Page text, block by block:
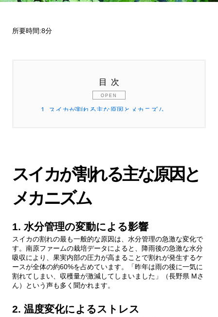
所要時間:8分
目次
1. スイカが割れる主な原因とメカニズム
2. 温度変化によるストレス
1.2.1.温度変化による影響の具体例
2.1.1. 適切な水分管理の方法
2.2.2. マルチング技術の活用
スイカが割れる主な原因と
メカニズム
1. 水分管理の変動による影響
スイカの割れの最も一般的な原因は、水分管理の急激な変化で
す。南原ファームの栽培データによると、降雨後の急激な水分
吸収により、果実内部の圧力が高まることで割れが発生するケ
ースが全体の約60%を占めています。「昨年は雨の後に一気に
割れてしまい、収穫量が激減してしまいました」（長野県 Mさ
ん）という声も多く聞かれます。
2. 温度変化によるストレス